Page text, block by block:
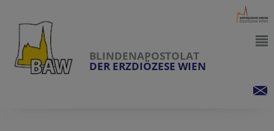
BLINDENAPOSTOLAT
DER ERZDIÖZESE WIEN